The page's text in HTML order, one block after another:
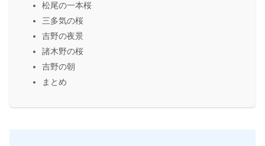
松尾の一本桜
三多気の桜
吉野の夜景
諸木野の桜
吉野の朝
まとめ